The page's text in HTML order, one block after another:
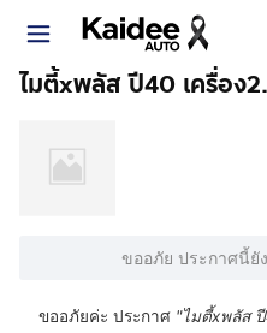
ไมตี้xพลัส ปี40 เครื่อง
ขออภัย ประกาศนี้ยั
ขออภัยค่ะ ประกาศ "ไมตี้xพลัส